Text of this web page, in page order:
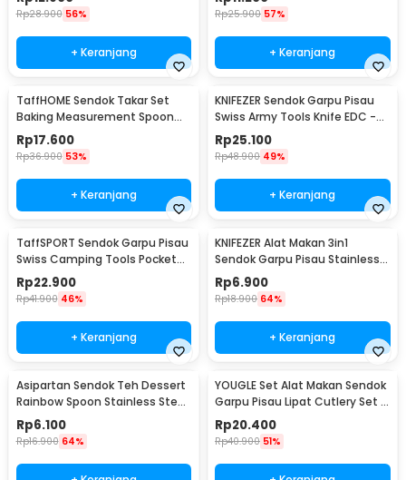
Rp28.900 56%
+ Keranjang
Rp25.900 57%
+ Keranjang
TaffHOME Sendok Takar Set
Baking Measurement Spoon
0.62-15ml 6 PCS - 16752
Rp17.600
Rp36.900 53%
+ Keranjang
KNIFEZER Sendok Garpu Pisau
Swiss Army Tools Knife EDC -
A010
Rp25.100
Rp48.900 49%
+ Keranjang
TaffSPORT Sendok Garpu Pisau
Swiss Camping Tools Pocket
Knife EDC 5in1 - A008
Rp22.900
Rp41.900 46%
+ Keranjang
KNIFEZER Alat Makan 3in1
Sendok Garpu Pisau Stainless
Travel 20cm - HG1514
Rp6.900
Rp18.900 64%
+ Keranjang
Asipartan Sendok Teh Dessert
Rainbow Spoon Stainless Steel
Bulat - A014
Rp6.100
Rp16.900 64%
YOUGLE Set Alat Makan Sendok
Garpu Pisau Lipat Cutlery Set 3
PCS - A009
Rp20.400
Rp40.900 51%